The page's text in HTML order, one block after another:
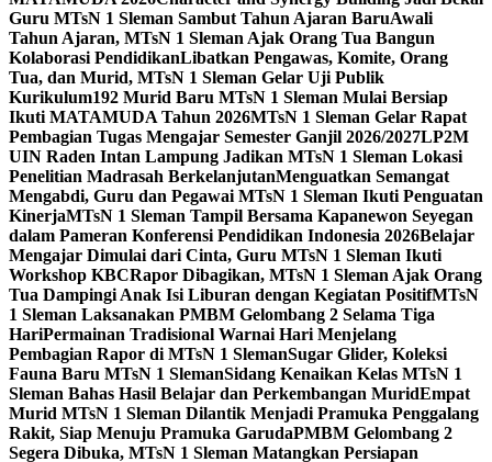
Guru MTsN 1 Sleman Sambut Tahun Ajaran BaruAwali
Tahun Ajaran, MTsN 1 Sleman Ajak Orang Tua Bangun
Kolaborasi PendidikanLibatkan Pengawas, Komite, Orang
Tua, dan Murid, MTsN 1 Sleman Gelar Uji Publik
Kurikulum192 Murid Baru MTsN 1 Sleman Mulai Bersiap
Ikuti MATAMUDA Tahun 2026MTsN 1 Sleman Gelar Rapat
Pembagian Tugas Mengajar Semester Ganjil 2026/2027LP2M
UIN Raden Intan Lampung Jadikan MTsN 1 Sleman Lokasi
Penelitian Madrasah BerkelanjutanMenguatkan Semangat
Mengabdi, Guru dan Pegawai MTsN 1 Sleman Ikuti Penguatan
KinerjaMTsN 1 Sleman Tampil Bersama Kapanewon Seyegan
dalam Pameran Konferensi Pendidikan Indonesia 2026Belajar
Mengajar Dimulai dari Cinta, Guru MTsN 1 Sleman Ikuti
Workshop KBCRapor Dibagikan, MTsN 1 Sleman Ajak Orang
Tua Dampingi Anak Isi Liburan dengan Kegiatan PositifMTsN
1 Sleman Laksanakan PMBM Gelombang 2 Selama Tiga
HariPermainan Tradisional Warnai Hari Menjelang
Pembagian Rapor di MTsN 1 SlemanSugar Glider, Koleksi
Fauna Baru MTsN 1 SlemanSidang Kenaikan Kelas MTsN 1
Sleman Bahas Hasil Belajar dan Perkembangan MuridEmpat
Murid MTsN 1 Sleman Dilantik Menjadi Pramuka Penggalang
Rakit, Siap Menuju Pramuka GarudaPMBM Gelombang 2
Segera Dibuka, MTsN 1 Sleman Matangkan Persiapan